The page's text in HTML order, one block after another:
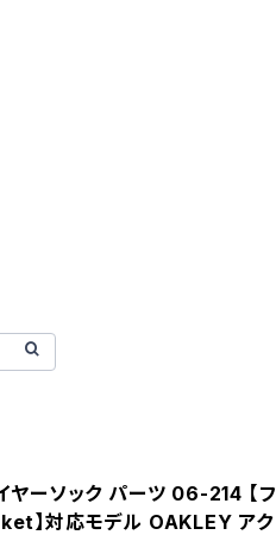
ヤーソック パーツ 06-214 【フ
】対応モデル OAKLEY アク